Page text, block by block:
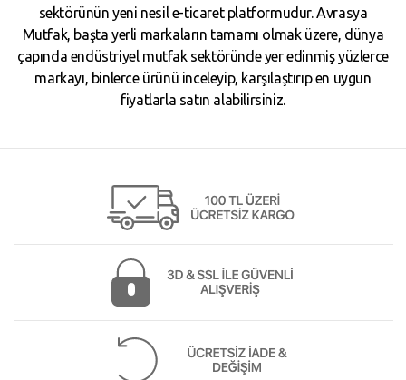
sektörünün yeni nesil e-ticaret platformudur. Avrasya
Mutfak, başta yerli markaların tamamı olmak üzere, dünya
çapında endüstriyel mutfak sektöründe yer edinmiş yüzlerce
markayı, binlerce ürünü inceleyip, karşılaştırıp en uygun
fiyatlarla satın alabilirsiniz.